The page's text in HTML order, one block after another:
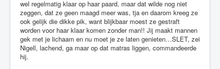
wel regelmatig klaar op haar paard, maar dat wilde nog niet
zeggen, dat ze geen maagd meer was, tja en daarom kreeg ze
ook gelijk die dikke pik, want blijkbaar moest ze gestraft
worden voor haar klaar komen zonder man!! Jij maakt mannen
gek met je lichaam en nu moet je ze laten genieten…SLET, zei
Nigell, lachend, ga maar op dat matras liggen, commandeerde
hij.